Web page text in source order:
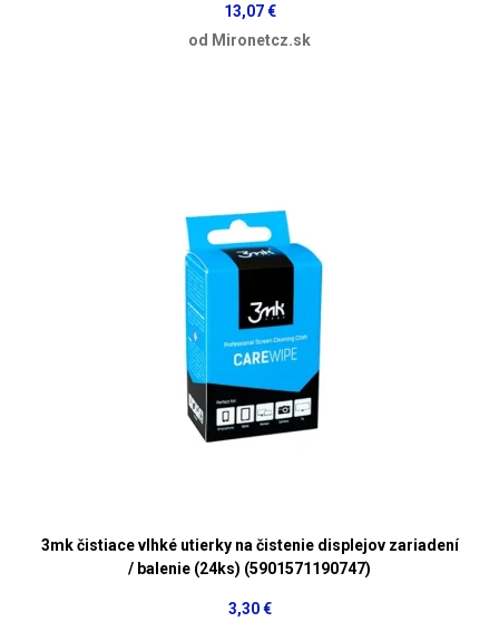
13,07 €
od Mironetcz.sk
3mk čistiace vlhké utierky na čistenie displejov zariadení
/ balenie (24ks) (5901571190747)
3,30 €